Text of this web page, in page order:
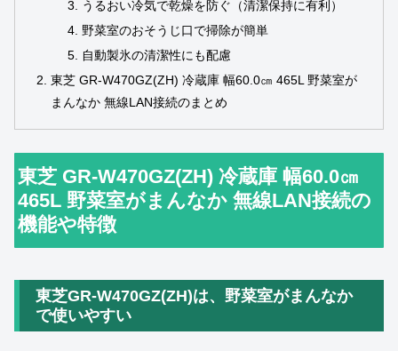
うるおい冷気で乾燥を防ぐ（清潔保持に有利）
野菜室のおそうじ口で掃除が簡単
自動製氷の清潔性にも配慮
東芝 GR-W470GZ(ZH) 冷蔵庫 幅60.0㎝ 465L 野菜室が
まんなか 無線LAN接続のまとめ
東芝 GR-W470GZ(ZH) 冷蔵庫 幅60.0㎝
465L 野菜室がまんなか 無線LAN接続の
機能や特徴
東芝GR‑W470GZ(ZH)は、野菜室がまんなか
で使いやすい